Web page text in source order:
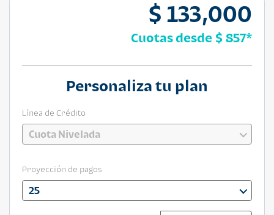
$ 133,000
Cuotas desde $ 857*
Personaliza tu plan
Línea de Crédito
Cuota Nivelada
Proyección de pagos
25